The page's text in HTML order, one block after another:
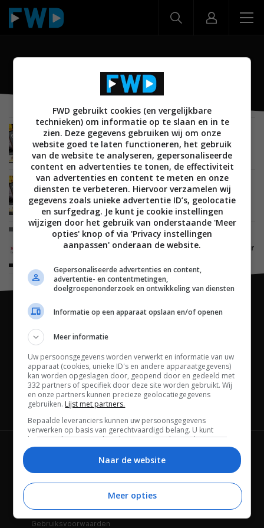
OMAP
MOBILE 29 SEPTEMBER 2012
Texas Instruments blijft toch actief in markt
voor mobiele processors
24 FEBRUARI 2012
Texas Instruments: OMAP 5 dual-core chip
sneller dan quad-core Tegra 3
MOBILE 06 NOVEMBER 2011
In 2012 barst de strijd tussen de processors voor
Channels
Gebruiksvoorwaarden
FWD gebruikt cookies (en vergelijkbare
technieken) om informatie op te slaan en in te
zien. Deze gegevens gebruiken wij om onze
website goed te laten functioneren, het gebruik
van de website te analyseren, gepersonaliseerde
content en advertenties te tonen, de effectiviteit
van advertenties en content te meten en onze
diensten te verbeteren. Hiervoor verzamelen wij
gegevens zoals unieke advertentie ID’s, geolocatie
en surfgedrag. Je kunt je cookie instellingen
wijzigen door het gebruik van onderstaande 'Meer
opties' knop of via 'Privacy instellingen
aanpassen' onderaan de website.
Gepersonaliseerde advertenties en content,
advertentie- en contentmetingen,
doelgroepenonderzoek en ontwikkeling van diensten
Informatie op een apparaat opslaan en/of openen
Meer informatie
Uw persoonsgegevens worden verwerkt en informatie van uw
apparaat (cookies, unieke ID's en andere apparaatgegevens)
kan worden opgeslagen door, geopend door en gedeeld met
332 partners of specifiek door deze site worden gebruikt. Wij
en onze partners kunnen precieze geolocatiegegevens
gebruiken. Lijst met partners.
Bepaalde leveranciers kunnen uw persoonsgegevens
verwerken op basis van gerechtvaardigd belang. U kunt
hiertegen bezwaar maken door uw opties hieronder te
beheren. Zoek onderaan deze pagina of in het sitemenu naar
een link om uw toestemming te beheren of in te trekken via de
Naar de website
Meer opties